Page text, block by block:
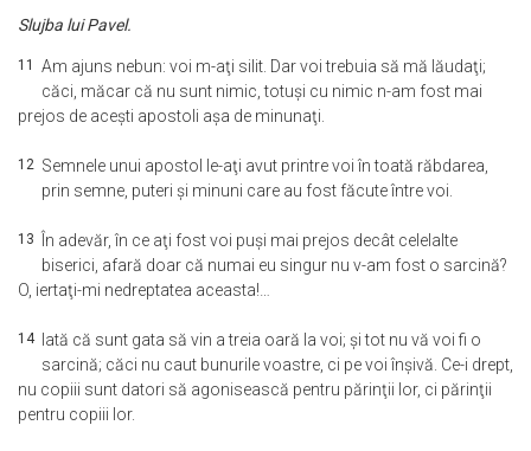
Slujba lui Pavel.
11 Am ajuns nebun: voi m-aţi silit. Dar voi trebuia să mă lăudaţi;
căci, măcar că nu sunt nimic, totuşi cu nimic n-am fost mai
prejos de aceşti apostoli aşa de minunaţi.
12 Semnele unui apostol le-aţi avut printre voi în toată răbdarea,
prin semne, puteri şi minuni care au fost făcute între voi.
13
În adevăr, în ce aţi fost voi puşi mai prejos decât celelalte
biserici, afară doar că numai eu singur nu v-am fost o sarcină?
O, iertaţi-mi nedreptatea aceasta!…
14
Iată că sunt gata să vin a treia oară la voi; şi tot nu vă voi fi o
sarcină; căci nu caut bunurile voastre, ci pe voi înşivă. Ce-i drept,
nu copiii sunt datori să agonisească pentru părinţii lor, ci părinţii
pentru copiii lor.